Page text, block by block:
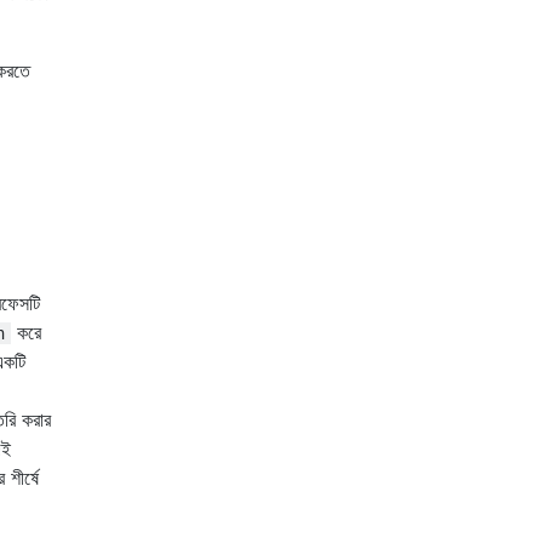
করে
করার